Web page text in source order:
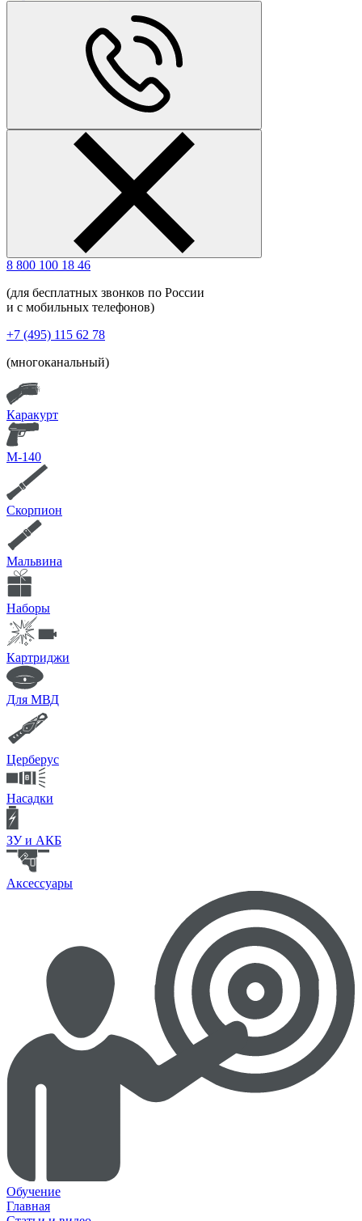
8 800 100 18 46
(для бесплатных звонков по России
и с мобильных телефонов)
+7 (495) 115 62 78
(многоканальный)
Каракурт
М-140
Скорпион
Мальвина
Наборы
Картриджи
Для МВД
Церберус
Насадки
ЗУ и АКБ
Аксессуары
Обучение
Главная